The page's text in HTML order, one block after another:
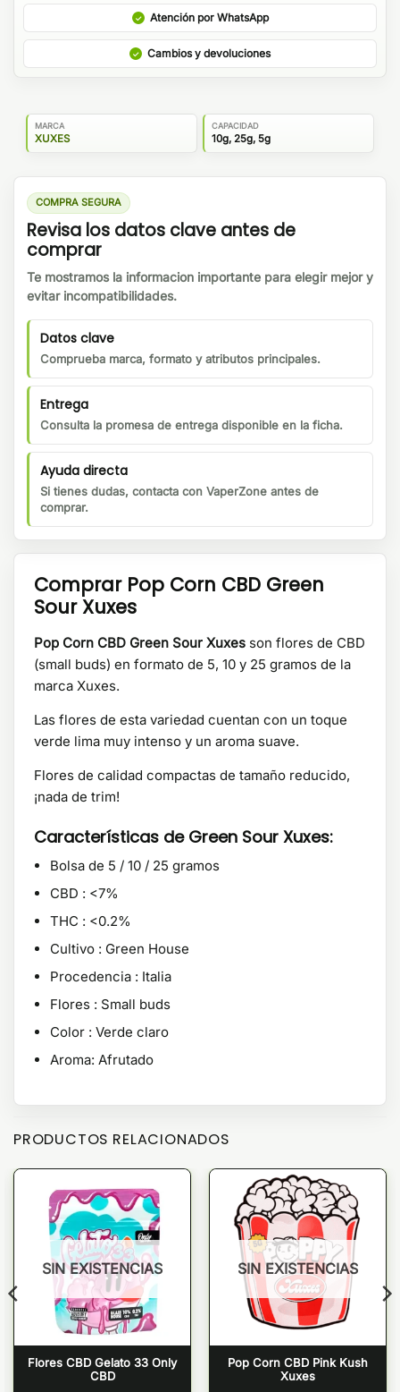
Atención por WhatsApp
Cambios y devoluciones
MARCA
XUXES
CAPACIDAD
10g, 25g, 5g
COMPRA SEGURA
Revisa los datos clave antes de
comprar
Te mostramos la informacion importante para elegir mejor y
evitar incompatibilidades.
Datos clave
Comprueba marca, formato y atributos principales.
Entrega
Consulta la promesa de entrega disponible en la ficha.
Ayuda directa
Si tienes dudas, contacta con VaperZone antes de
comprar.
Comprar Pop Corn CBD Green
Sour Xuxes
Pop Corn CBD Green Sour Xuxes son flores de CBD
(small buds) en formato de 5, 10 y 25 gramos de la
marca Xuxes.
Las flores de esta variedad cuentan con un toque
verde lima muy intenso y un aroma suave.
Flores de calidad compactas de tamaño reducido,
¡nada de trim!
Características de Green Sour Xuxes:
Bolsa de 5 / 10 / 25 gramos
CBD : <7%
THC : <0.2%
Cultivo : Green House
Procedencia : Italia
Flores : Small buds
Color : Verde claro
Aroma: Afrutado
PRODUCTOS RELACIONADOS
SIN EXISTENCIAS
Flores CBD Gelato 33 Only
CBD
SIN EXISTENCIAS
Pop Corn CBD Pink Kush
Xuxes